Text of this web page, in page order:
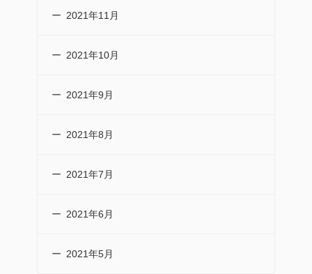
2021年11月
2021年10月
2021年9月
2021年8月
2021年7月
2021年6月
2021年5月